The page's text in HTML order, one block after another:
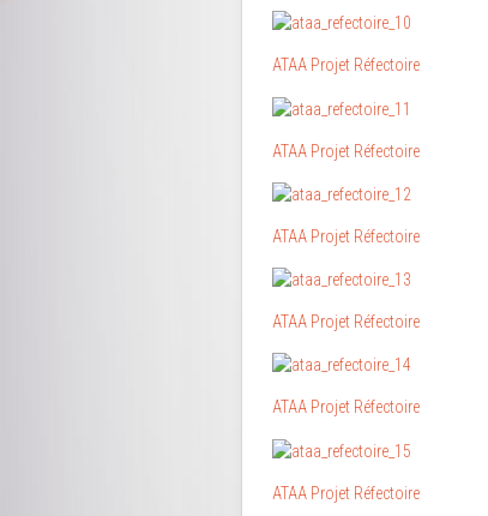
ATAA Projet Réfectoire
ATAA Projet Réfectoire
ATAA Projet Réfectoire
ATAA Projet Réfectoire
ATAA Projet Réfectoire
ATAA Projet Réfectoire